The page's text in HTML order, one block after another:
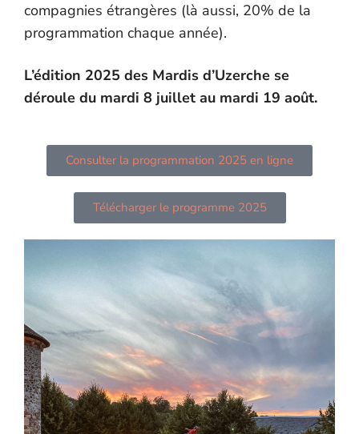
compagnies étrangères (là aussi, 20% de la
programmation chaque année).
L’édition 2025 des Mardis d’Uzerche se
déroule du mardi 8 juillet au mardi 19 août.
Consulter la programmation 2025 en ligne
Télécharger le programme 2025